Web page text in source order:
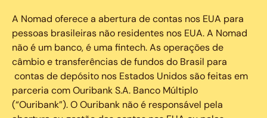
A Nomad oferece a abertura de contas nos EUA para
pessoas brasileiras não residentes nos EUA. A Nomad
não é um banco, é uma fintech. As operações de
câmbio e transferências de fundos do Brasil para
contas de depósito nos Estados Unidos são feitas em
parceria com Ouribank S.A. Banco Múltiplo
(“Ouribank”). O Ouribank não é responsável pela